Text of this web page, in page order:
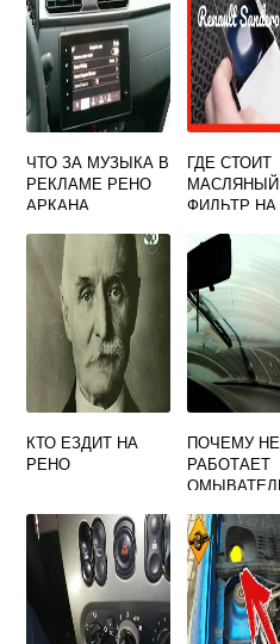
ЧТО ЗА МУЗЫКА В
РЕКЛАМЕ РЕНО
АРКАНА
ГДЕ СТОИТ
МАСЛЯНЫЙ
ФИЛЬТР
КТО ЕЗДИТ НА
РЕНО
ПОЧЕМУ НЕ
РАБОТАЕТ
СТЕКЛА
ЛОГАН